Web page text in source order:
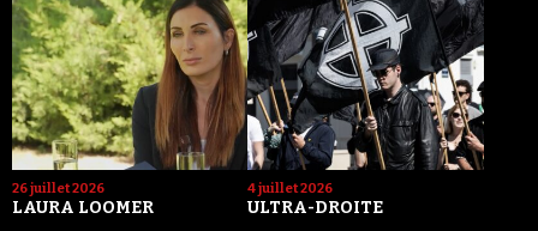
26 juillet 2026
LAURA LOOMER
4 juillet 2026
ULTRA-DROITE